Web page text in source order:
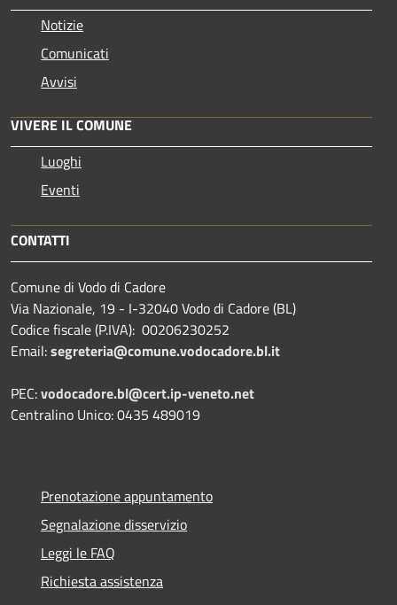
Notizie
Comunicati
Avvisi
VIVERE IL COMUNE
Luoghi
Eventi
CONTATTI
Comune di Vodo di Cadore
Via Nazionale, 19 - I-32040 Vodo di Cadore (BL)
Codice fiscale (P.IVA): 00206230252
Email:segreteria@comune.vodocadore.bl.it
PEC:vodocadore.bl@cert.ip-veneto.net
Centralino Unico: 0435 489019
Prenotazione appuntamento
Segnalazione disservizio
Leggi le FAQ
Richiesta assistenza